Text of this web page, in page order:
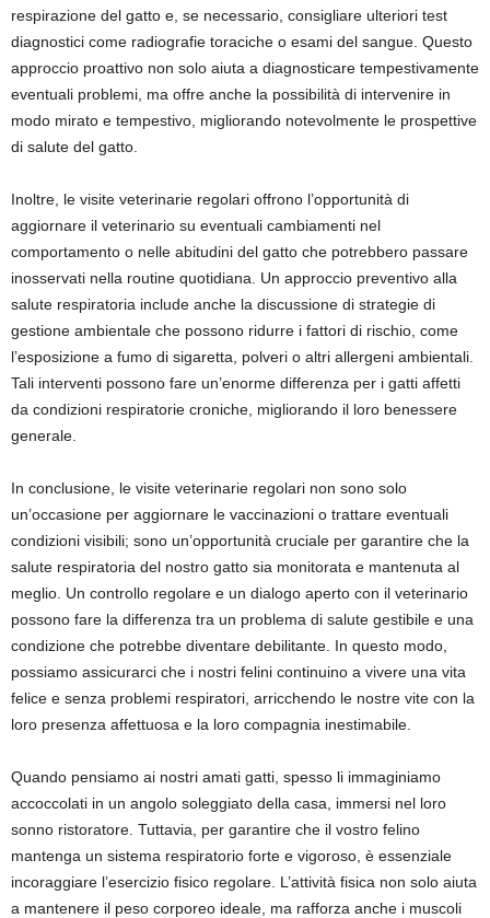
respirazione del gatto e, se necessario, consigliare ulteriori test
diagnostici come radiografie toraciche o esami del sangue. Questo
approccio proattivo non solo aiuta a diagnosticare tempestivamente
eventuali problemi, ma offre anche la possibilità di intervenire in
modo mirato e tempestivo, migliorando notevolmente le prospettive
di salute del gatto.
Inoltre, le visite veterinarie regolari offrono l’opportunità di
aggiornare il veterinario su eventuali cambiamenti nel
comportamento o nelle abitudini del gatto che potrebbero passare
inosservati nella routine quotidiana. Un approccio preventivo alla
salute respiratoria include anche la discussione di strategie di
gestione ambientale che possono ridurre i fattori di rischio, come
l’esposizione a fumo di sigaretta, polveri o altri allergeni ambientali.
Tali interventi possono fare un’enorme differenza per i gatti affetti
da condizioni respiratorie croniche, migliorando il loro benessere
generale.
In conclusione, le visite veterinarie regolari non sono solo
un’occasione per aggiornare le vaccinazioni o trattare eventuali
condizioni visibili; sono un’opportunità cruciale per garantire che la
salute respiratoria del nostro gatto sia monitorata e mantenuta al
meglio. Un controllo regolare e un dialogo aperto con il veterinario
possono fare la differenza tra un problema di salute gestibile e una
condizione che potrebbe diventare debilitante. In questo modo,
possiamo assicurarci che i nostri felini continuino a vivere una vita
felice e senza problemi respiratori, arricchendo le nostre vite con la
loro presenza affettuosa e la loro compagnia inestimabile.
Quando pensiamo ai nostri amati gatti, spesso li immaginiamo
accoccolati in un angolo soleggiato della casa, immersi nel loro
sonno ristoratore. Tuttavia, per garantire che il vostro felino
mantenga un sistema respiratorio forte e vigoroso, è essenziale
incoraggiare l’esercizio fisico regolare. L’attività fisica non solo aiuta
a mantenere il peso corporeo ideale, ma rafforza anche i muscoli